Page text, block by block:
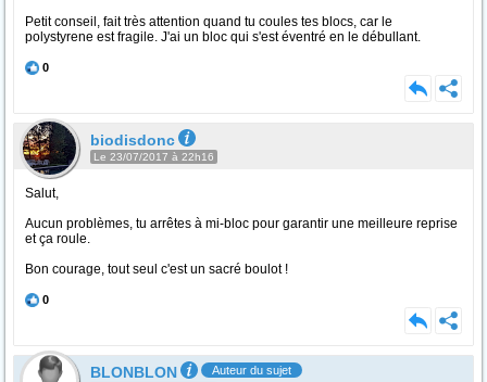
Petit conseil, fait très attention quand tu coules tes blocs, car le
polystyrene est fragile. J'ai un bloc qui s'est éventré en le débullant.
0
biodisdonc
Le 23/07/2017 à 22h16
Salut,
Aucun problèmes, tu arrêtes à mi-bloc pour garantir une meilleure reprise
et ça roule.
Bon courage, tout seul c'est un sacré boulot !
0
BLONBLON Auteur du sujet